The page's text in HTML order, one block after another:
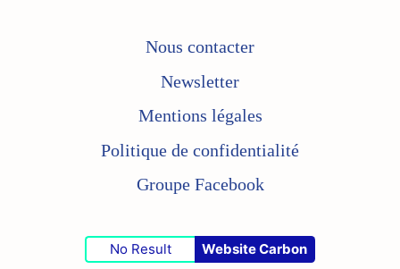
Nous contacter
Newsletter
Mentions légales
Politique de confidentialité
Groupe Facebook
No Result Website Carbon